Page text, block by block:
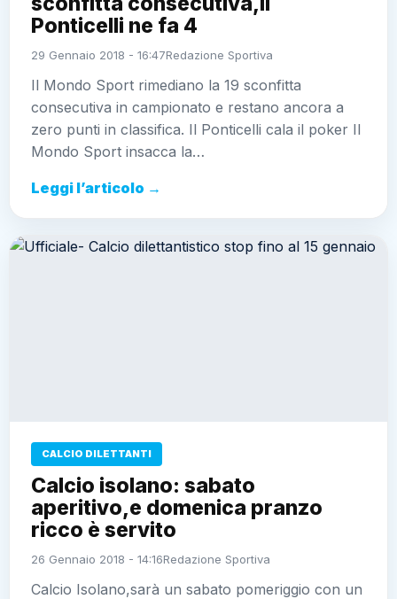
Ponticelli ne fa 4
29 Gennaio 2018 - 16:47Redazione Sportiva
Il Mondo Sport rimediano la 19 sconfitta
consecutiva in campionato e restano ancora a
zero punti in classifica. Il Ponticelli cala il poker Il
Mondo Sport insacca la…
Leggi l’articolo →
CALCIO DILETTANTI
Calcio isolano: sabato
aperitivo,e domenica pranzo
ricco è servito
26 Gennaio 2018 - 14:16Redazione Sportiva
Calcio Isolano,sarà un sabato pomeriggio con un